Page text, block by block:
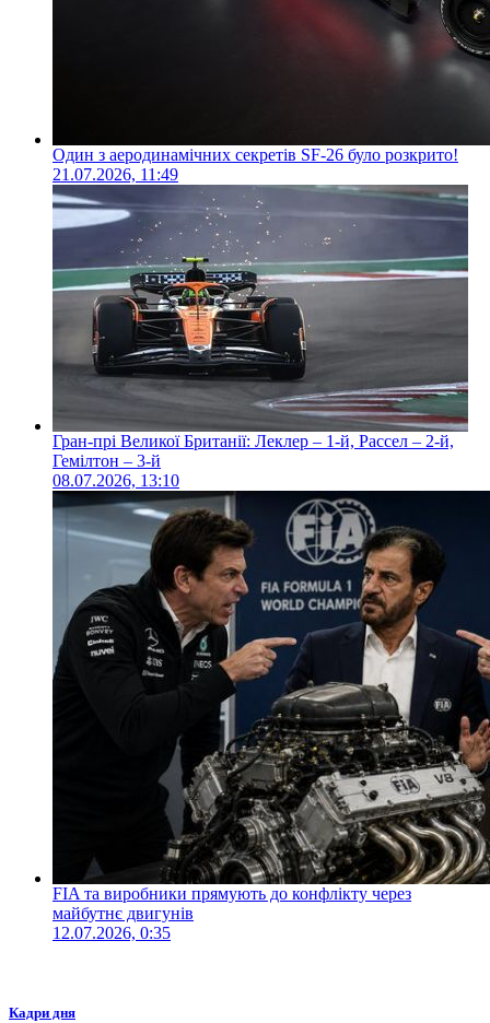
Один з аеродинамічних секретів SF-26 було розкрито!
21.07.2026, 11:49
Гран-прі Великої Британії: Леклер – 1-й, Рассел – 2-й,
Гемілтон – 3-й
08.07.2026, 13:10
FIA та виробники прямують до конфлікту через
майбутнє двигунів
12.07.2026, 0:35
Кадри дня